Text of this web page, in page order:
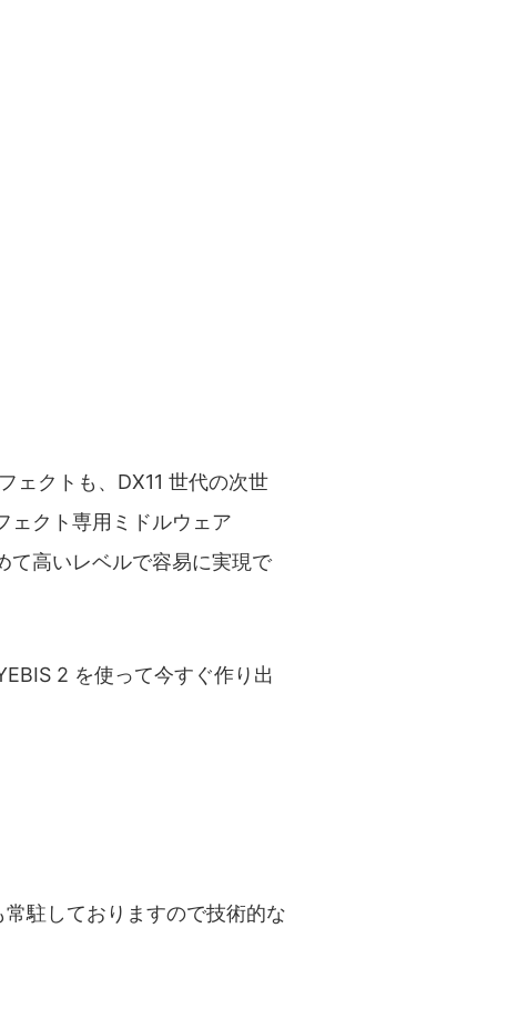
ェクトも、DX11 世代の次世
ェクト専用ミドルウェア
て高いレベルで容易に実現で
2 を使って今すぐ作り出
駐しておりますので技術的な